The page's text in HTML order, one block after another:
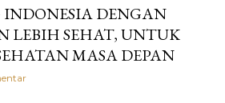
DENGAN
LEBIH SEHAT, UNTUK
MASA DEPAN